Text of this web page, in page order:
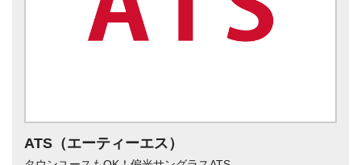
ATS（エーティーエス）